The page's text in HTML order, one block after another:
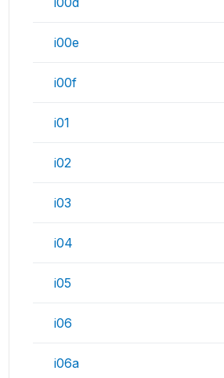
i00e
i00f
i01
i02
i03
i04
i05
i06
i06a